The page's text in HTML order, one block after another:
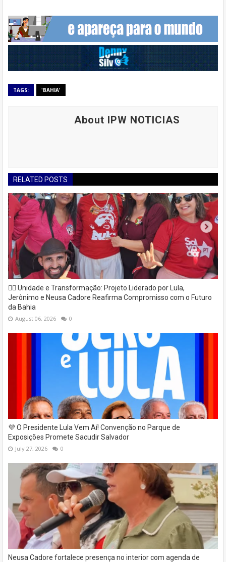
TAGS: 'BAHIA'
About IPW NOTICIAS
RELATED POSTS
✊🏽 Unidade e Transformação: Projeto Liderado por Lula,
Jerônimo e Neusa Cadore Reafirma Compromisso com o Futuro
da Bahia
August 06, 2026 0
💜 O Presidente Lula Vem Aí! Convenção no Parque de
Exposições Promete Sacudir Salvador
July 27, 2026 0
Neusa Cadore fortalece presença no interior com agenda de